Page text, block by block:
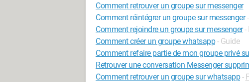
Comment retrouver un groupe sur messenger
Comment réintégrer un groupe sur messenger
Comment rejoindre un groupe sur messenger-
Comment créer un groupe whatsapp - Guide
Comment refaire partie de mon groupe privé
Retrouver une conversation Messenger
Comment retrouver un groupe sur whatsapp -